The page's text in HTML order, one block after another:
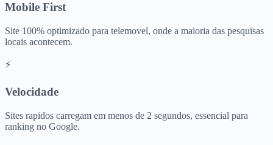
Mobile First
Site 100% optimizado para telemovel, onde a maioria das pesquisas
locais acontecem.
⚡
Velocidade
Sites rapidos carregam em menos de 2 segundos, essencial para
ranking no Google.